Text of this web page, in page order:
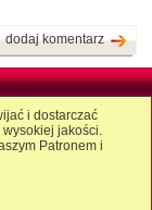
dodaj komentarz
i dostarczać
jakości.
Patronem i